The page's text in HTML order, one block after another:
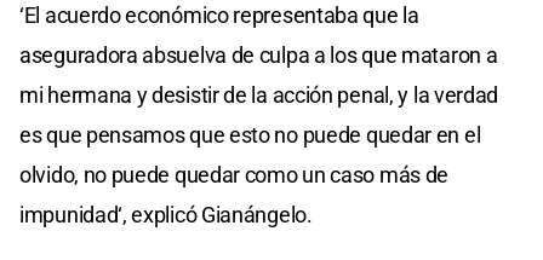
‘El acuerdo económico representaba que la
aseguradora absuelva de culpa a los que mataron a
mi hermana y desistir de la acción penal, y la verdad
es que pensamos que esto no puede quedar en el
olvido, no puede quedar como un caso más de
impunidad‘, explicó Gianángelo.